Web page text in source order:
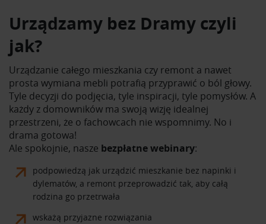
Urządzamy bez Dramy czyli
jak?
Urządzanie całego mieszkania czy remont a nawet
prosta wymiana mebli potrafią przyprawić o ból głowy.
Tyle decyzji do podjęcia, tyle inspiracji, tyle pomysłów. A
każdy z domowników ma swoją wizję idealnej
przestrzeni, że o fachowcach nie wspomnimy. No i
drama gotowa!
Ale spokojnie, nasze bezpłatne webinary:
podpowiedzą jak urządzić mieszkanie bez napinki i
dylematów, a remont przeprowadzić tak, aby całą
rodzina go przetrwała
wskażą przyjazne rozwiązania